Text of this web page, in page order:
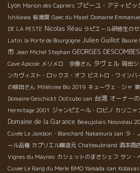
Lyon Marion des Capriers プピーユ・アティピッ
Ishikawa 桜満開 Gaec du Mazel Domaine
DE LA PESTE Nicolas Réau ラピエール研修生の
Latin la Porte de Bourgogne Julien Guillot
市 Jean Michel Stephan GEORGES DESCOMBES
Cave Apicole メリメロ 宗像さん タヴェル 岡田シ
ンカヴィスト・ロックス・オフ ビストロ・ワインバ
の柳田さん Millésime Bio 2019 キューヴェ・シャ
Domaine Geschickt Ootsubo san 台湾 オーナー
Hermitage 2001 ジャンピエール・ロビノ カリニャ
Domaine de la Garance Beaujolais Nouveau
Cuvée Le Jambon・Blanchard Nakamura san ラ・
ール品種 カプリエル醸造元 Chateaubriand 酒本商
Vignes du Maynes カシェットのまさシェフ サン・
Cuvee Le Rang du Merle BMO Yamada san